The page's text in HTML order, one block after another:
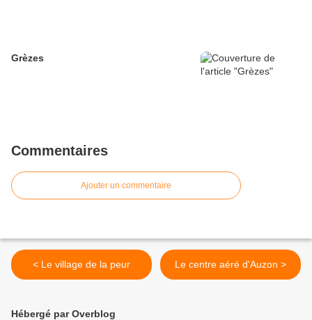
Grèzes
Commentaires
Ajouter un commentaire
< Le village de la peur Le centre aéré d'Auzon >
Hébergé par Overblog